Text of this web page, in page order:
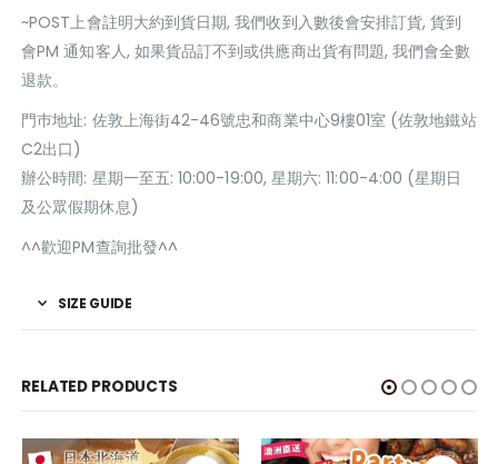
~POST上會註明大約到貨日期, 我們收到入數後會安排訂貨, 貨到
會PM 通知客人, 如果貨品訂不到或供應商出貨有問題, 我們會全數
退款。
門巿地址: 佐敦上海街42-46號忠和商業中心9樓01室 (佐敦地鐵站
C2出口)
辦公時間: 星期一至五: 10:00-19:00, 星期六: 11:00-4:00 (星期日
及公眾假期休息)
^^歡迎PM查詢批發^^
SIZE GUIDE
RELATED PRODUCTS